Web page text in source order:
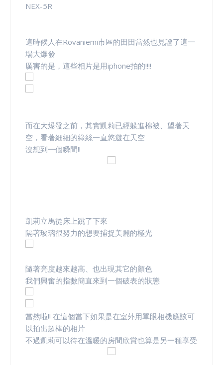
NEX-5R
這時候人在Rovaniemi市區的田田當然也見證了這一
場大爆發
厲害的是，這些相片是用iphone拍的!!!!
而在大爆發之前，其實凱莉已經躲進棉被、望著天
空，看著細細的綠絲一直悠遊在天空
沒想到一個瞬間!!
凱莉立馬從床上跳了下來
隔著玻璃很努力的想要捕捉美麗的極光
隨著亮度越來越高、也出現其它的顏色
我們興奮的指數簡直來到一個破表的狀態
當然啦!! 在這個當下如果是在室外用單眼相機應該可
以拍出超棒的相片
不過凱莉可以待在溫暖的房間欣賞也算是另一種享受